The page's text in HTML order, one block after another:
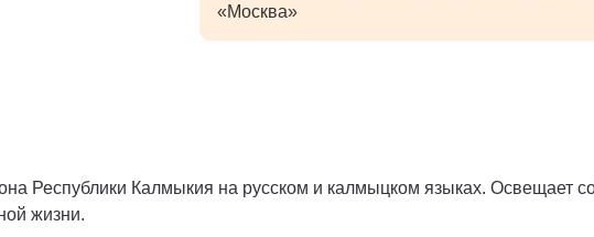
«Москва»
Республики Калмыкия на русском и калмыцком языках. Освещает
жизни.